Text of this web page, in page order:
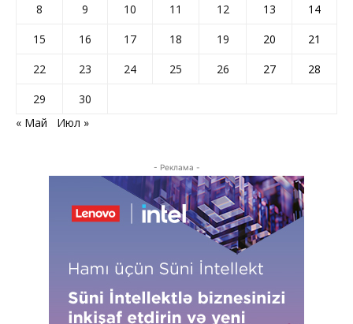
8
9 10 11 12 13
14
15
16 17 18 19 20
21
22
23 24 25 26 27
28
29
30
« Май
Июл »
- Реклама -